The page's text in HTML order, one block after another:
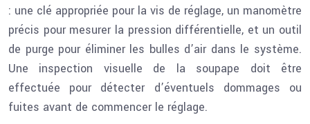
: une clé appropriée pour la vis de réglage, un manomètre
précis pour mesurer la pression différentielle, et un outil
de purge pour éliminer les bulles d’air dans le système.
Une inspection visuelle de la soupape doit être
effectuée pour détecter d’éventuels dommages ou
fuites avant de commencer le réglage.